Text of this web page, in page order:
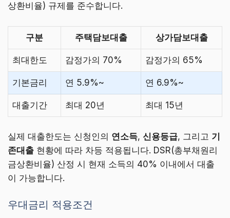
상환비율) 규제를 준수합니다.
구분 주택담보대출 상가담보대출
최대한도 감정가의 70% 감정가의 65%
기본금리 연 5.9%~ 연 6.9%~
대출기간 최대 20년 최대 15년
실제 대출한도는 신청인의 연소득, 신용등급, 그리고 기
존대출 현황에 따라 차등 적용됩니다. DSR(총부채원리
금상환비율) 산정 시 현재 소득의 40% 이내에서 대출
이 가능합니다.
우대금리 적용조건